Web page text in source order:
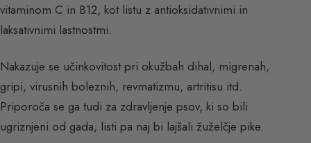
vitaminom C in B12, kot listu z antioksidativnimi in
laksativnimi lastnostmi.
Nakazuje se učinkovitost pri okužbah dihal, migrenah,
gripi, virusnih boleznih, revmatizmu, artritisu itd.
Priporoča se ga tudi za zdravljenje psov, ki so bili
ugriznjeni od gada, listi pa naj bi lajšali žuželčje pike.